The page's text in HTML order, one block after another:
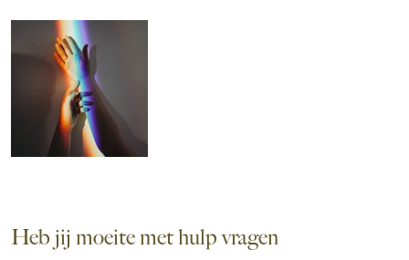
Heb jij moeite met hulp vragen